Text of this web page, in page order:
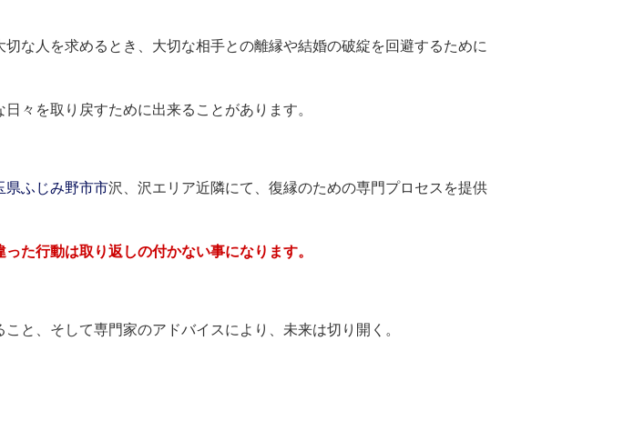
な人を求めるとき、大切な相手との離縁や結婚の破綻を回避するために
々を取り戻すために出来ることがあります。
県ふじみ野市市沢、沢エリア近隣にて、復縁のための専門プロセスを提供
た行動は取り返しの付かない事になります。
と、そして専門家のアドバイスにより、未来は切り開く。